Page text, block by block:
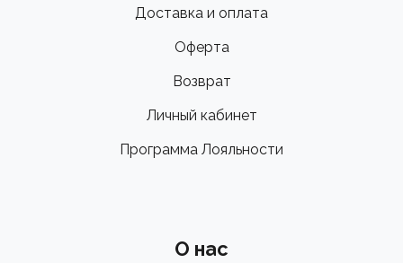
Доставка и оплата
Оферта
Возврат
Личный кабинет
Программа Лояльности
О нас